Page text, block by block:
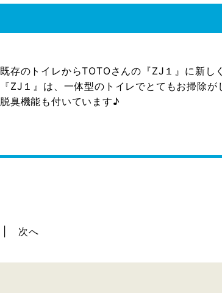
既存のトイレからTOTOさんの『ZJ１』に新し
『ZJ１』は、一体型のトイレでとてもお掃除
脱臭機能も付いています♪
次へ